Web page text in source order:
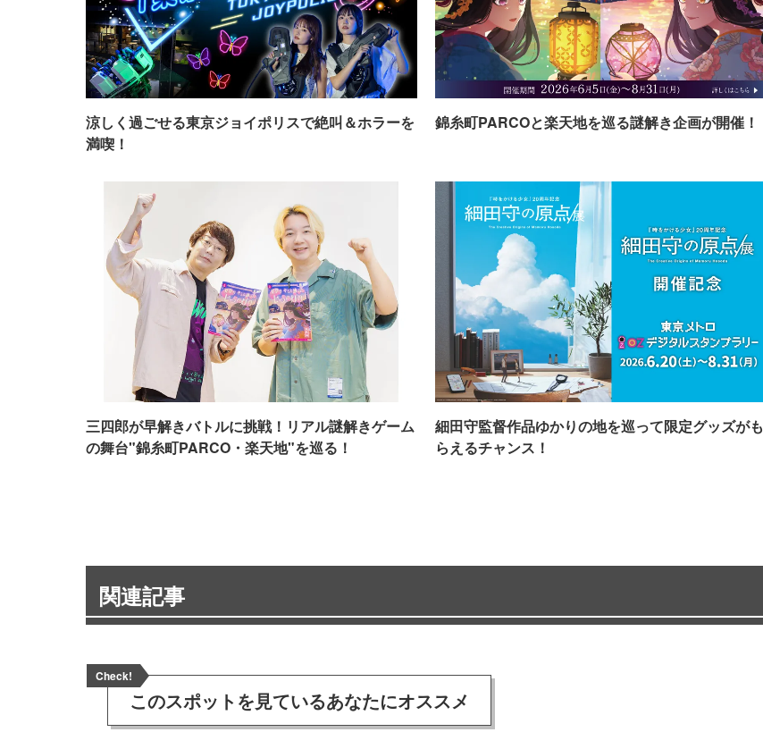
涼しく過ごせる東京ジョイポリスで絶叫＆ホラーを
満喫！
錦糸町PARCOと楽天地を巡る謎解き企画が開催！
三四郎が早解きバトルに挑戦！リアル謎解きゲーム
の舞台"錦糸町PARCO・楽天地"を巡る！
細田守監督作品ゆかりの地を巡って限定グッズがも
らえるチャンス！
関連記事
Check!
このスポットを見ているあなたにオススメ